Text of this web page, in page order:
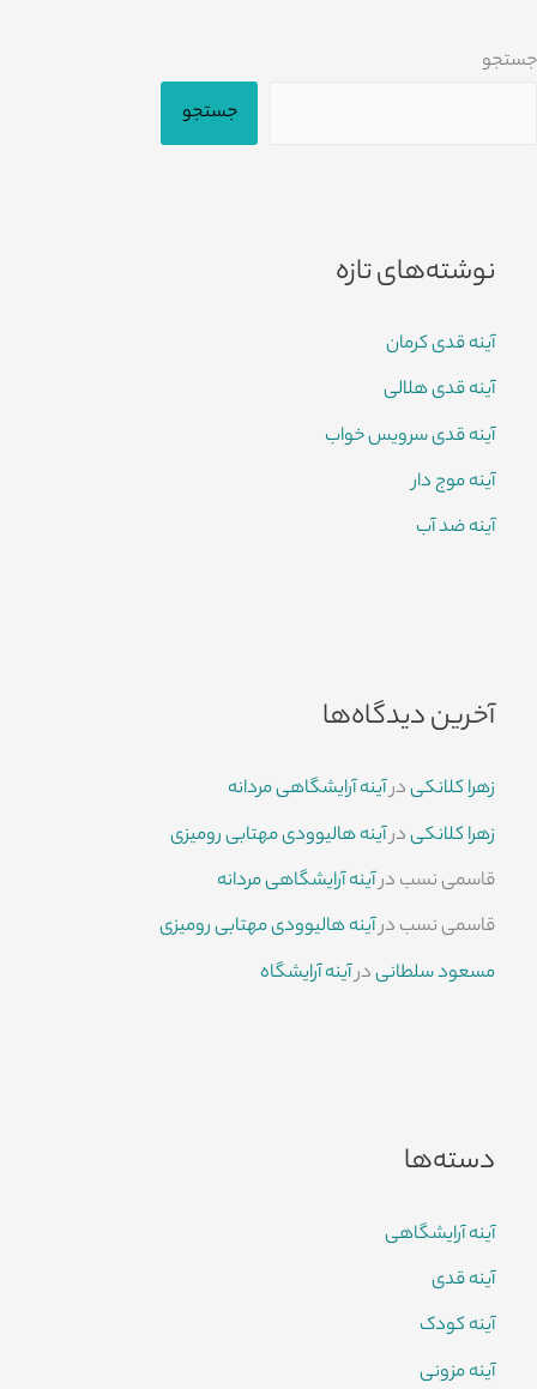
جستجو
جستجو
نوشته‌های تازه
آینه قدی کرمان
آینه قدی هلالی
آینه قدی سرویس خواب
آینه موج دار
آینه ضد آب
آخرین دیدگاه‌ها
زهرا کلانکیدرآینه آرایشگاهی مردانه
زهرا کلانکیدرآینه هالیوودی مهتابی رومیزی
قاسمی نسبدرآینه آرایشگاهی مردانه
قاسمی نسبدرآینه هالیوودی مهتابی رومیزی
مسعود سلطانیدرآینه آرایشگاه
دسته‌ها
آینه آرایشگاهی
آینه قدی
آینه کودک
آینه مزونی